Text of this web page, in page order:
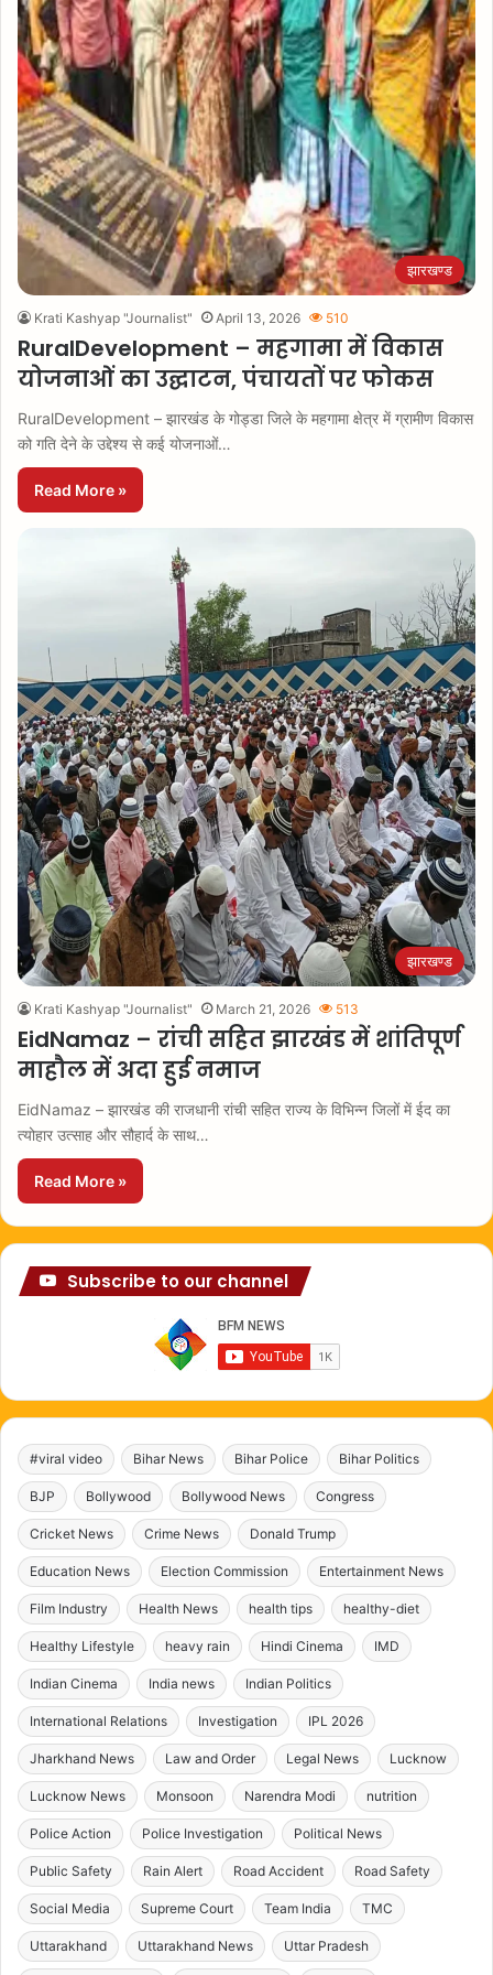
झारखण्ड
Krati Kashyap "Journalist" April 13, 2026 510
RuralDevelopment – महगामा में विकास
योजनाओं का उद्घाटन, पंचायतों पर फोकस
RuralDevelopment – झारखंड के गोड्डा जिले के महगामा क्षेत्र में ग्रामीण विकास
को गति देने के उद्देश्य से कई योजनाओं…
Read More »
झारखण्ड
Krati Kashyap "Journalist" March 21, 2026 513
EidNamaz – रांची सहित झारखंड में शांतिपूर्ण
माहौल में अदा हुई नमाज
EidNamaz – झारखंड की राजधानी रांची सहित राज्य के विभिन्न जिलों में ईद का
त्योहार उत्साह और सौहार्द के साथ…
Read More »
Subscribe to our channel
#viral video Bihar News Bihar Police Bihar Politics
BJP Bollywood Bollywood News Congress
Cricket News Crime News Donald Trump
Education News Election Commission Entertainment News
Film Industry Health News health tips healthy-diet
Healthy Lifestyle heavy rain Hindi Cinema IMD
Indian Cinema India news Indian Politics
International Relations Investigation IPL 2026
Jharkhand News Law and Order Legal News Lucknow
Lucknow News Monsoon Narendra Modi nutrition
Police Action Police Investigation Political News
Public Safety Rain Alert Road Accident Road Safety
Social Media Supreme Court Team India TMC
Uttarakhand Uttarakhand News Uttar Pradesh